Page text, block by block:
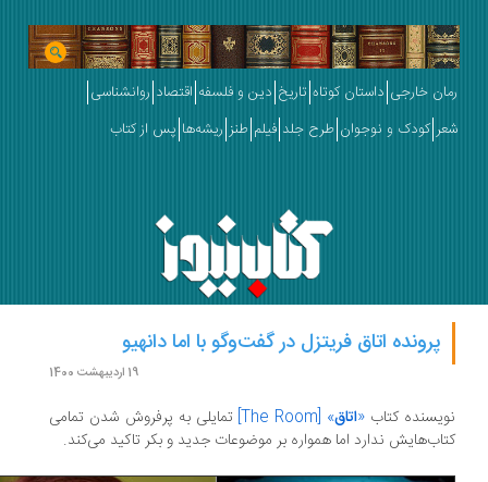
خارجی داستان کوتاه تاریخ دین و فلسفه اقتصاد روانشناسی
کودک و نوجوان طرح جلد فیلم طنز ریشه‌ها پس از کتاب
پرونده اتاق فریتزل در گفت‌وگو با اما دانهیو
کتاب« اتاق» [The Room]
تمایلی به پرفروش شدن تمامی
ندارد اما همواره بر موضوعات جدید و بکر تاکید می‌کند.